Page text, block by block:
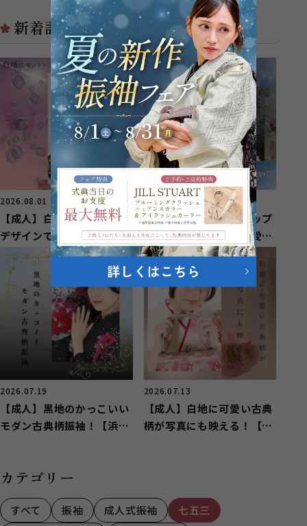
各種撮影のご...
などにお住...
新着記事
2026.08.01
【成人】白地にモノトーン
デザインでかっこいい振袖
姿！【浜名区横須賀】
2026.07.25
【成人】紺の振袖にポップ
な古典柄が華やかで可愛
い！【浜名区小松】
2026.07.19
【成人】黒地のかっこいい
モダン古典柄振袖！【浜松
2026.07.13
【成人】白地に可愛い古典
柄が写真にも映える！【中
カテゴリー
すべて 振袖 成人式振袖
七五三